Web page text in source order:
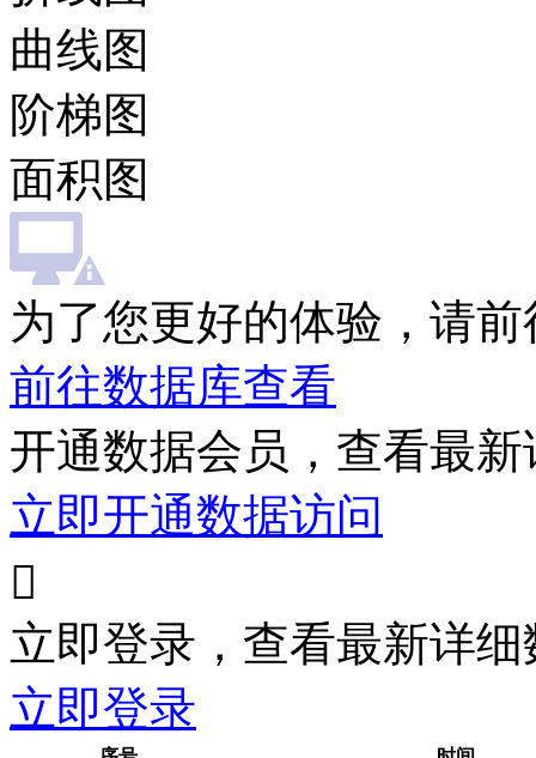
曲线图
阶梯图
面积图
为了您更好的体验，请
前往数据库查看
开通数据会员，查看最
立即开通数据访问

立即登录，查看最新详细
立即登录